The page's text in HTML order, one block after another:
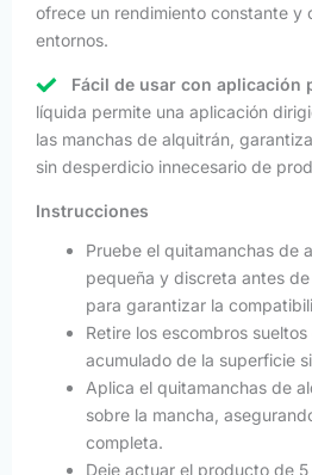
ofrece un rendimiento constante y
entornos.
Fácil de usar con aplicación
líquida permite una aplicación
las manchas de alquitrán,
sin desperdicio innecesario de
Instrucciones
Pruebe el quitamanchas de
pequeña y discreta antes
para garantizar la
Retire los escombros
acumulado de la superficie
Aplica el quitamanchas de
sobre la mancha,
completa.
Deje actuar el producto de 5